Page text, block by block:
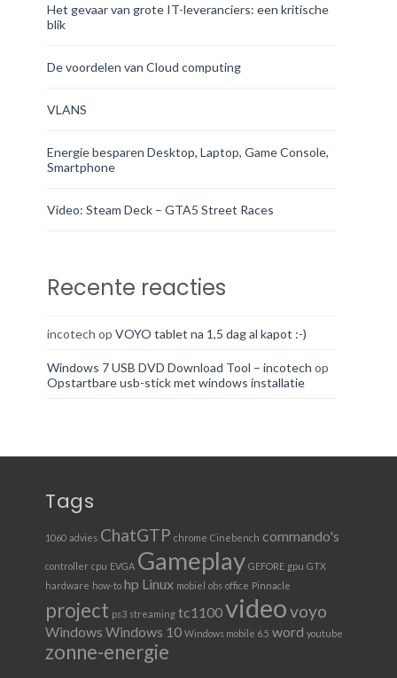
Het gevaar van grote IT-leveranciers: een kritische
blik
De voordelen van Cloud computing
VLANS
Energie besparen Desktop, Laptop, Game Console,
Smartphone
Video: Steam Deck – GTA5 Street Races
Recente reacties
incotech opVOYO tablet na 1,5 dag al kapot :-)
Windows 7 USB DVD Download Tool – incotech op
Opstartbare usb-stick met windows installatie
Tags
1060 advies ChatGTP chrome Cinebench commando's
controller cpu EVGA Gameplay GEFORE gpu GTX
hardware how-to hp Linux mobiel obs office Pinnacle
project ps3 streaming tc1100videovoyo
Windows Windows 10 Windows mobile 6.5 word youtube
zonne-energie